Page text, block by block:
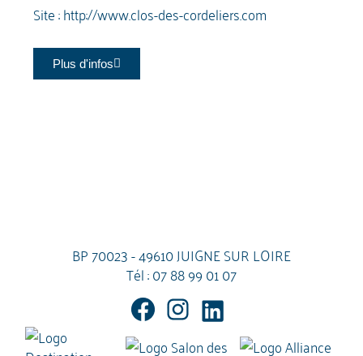
Site :http://www.clos-des-cordeliers.com
Plus d'infos
BP 70023 - 49610 JUIGNE SUR LOIRE
Tél :07 88 99 01 07